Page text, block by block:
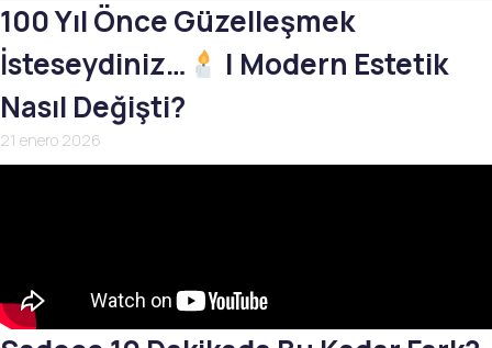
100 Yıl Önce Güzelleşmek
İsteseydiniz…
| Modern Estetik
Nasıl Değişti?
21 enero 2026